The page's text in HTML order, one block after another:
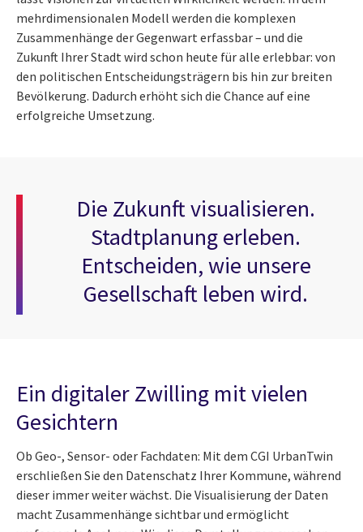
mehrdimensionalen Modell werden die komplexen
Zusammenhänge der Gegenwart erfassbar – und die
Zukunft Ihrer Stadt wird schon heute für alle erlebbar: von
den politischen Entscheidungsträgern bis hin zur breiten
Bevölkerung. Dadurch erhöht sich die Chance auf eine
erfolgreiche Umsetzung.
Die Zukunft visualisieren.
Stadtplanung erleben.
Entscheiden, wie unsere
Gesellschaft leben wird.
Ein digitaler Zwilling mit vielen
Gesichtern
Ob Geo-, Sensor- oder Fachdaten: Mit dem CGI UrbanTwin
erschließen Sie den Datenschatz Ihrer Kommune, während
dieser immer weiter wächst. Die Visualisierung der Daten
macht Zusammenhänge sichtbar und ermöglicht